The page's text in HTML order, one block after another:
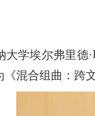
学埃尔弗里德
混合组曲：跨